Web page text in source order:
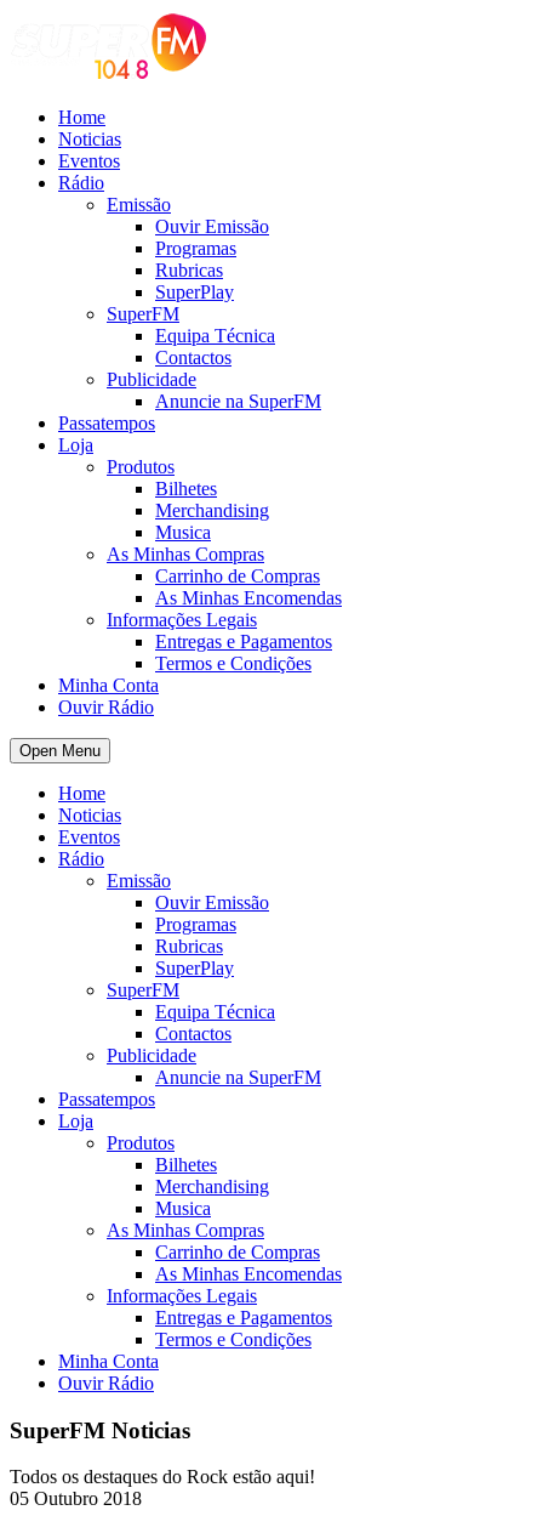
Home
Noticias
Eventos
Rádio
Emissão
Ouvir Emissão
Programas
Rubricas
SuperPlay
SuperFM
Equipa Técnica
Contactos
Publicidade
Anuncie na SuperFM
Passatempos
Loja
Produtos
Bilhetes
Merchandising
Musica
As Minhas Compras
Carrinho de Compras
As Minhas Encomendas
Informações Legais
Entregas e Pagamentos
Termos e Condições
Minha Conta
Ouvir Rádio
Open Menu
Home
Noticias
Eventos
Rádio
Emissão
Ouvir Emissão
Programas
Rubricas
SuperPlay
SuperFM
Equipa Técnica
Contactos
Publicidade
Anuncie na SuperFM
Passatempos
Loja
Produtos
Bilhetes
Merchandising
Musica
As Minhas Compras
Carrinho de Compras
As Minhas Encomendas
Informações Legais
Entregas e Pagamentos
Termos e Condições
Minha Conta
Ouvir Rádio
SuperFM Noticias
Todos os destaques do Rock estão aqui!
05 Outubro 2018